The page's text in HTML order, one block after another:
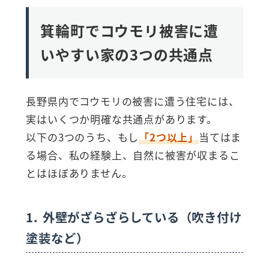
箕輪町でコウモリ被害に遭
いやすい家の3つの共通点
長野県内でコウモリの被害に遭う住宅には、
実はいくつか明確な共通点があります。
以下の3つのうち、もし「2つ以上」当てはま
る場合、私の経験上、自然に被害が収まるこ
とはほぼありません。
1. 外壁がざらざらしている（吹き付け
塗装など）